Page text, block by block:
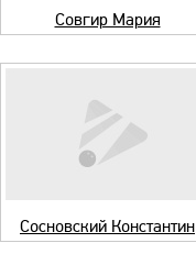
Совгир Мария
Сосновский Константин